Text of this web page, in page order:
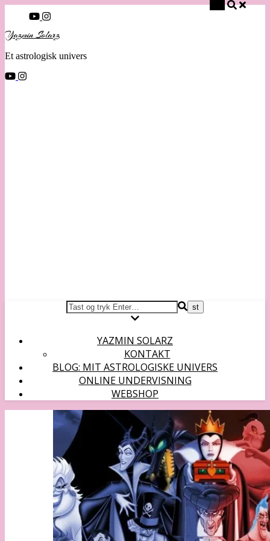
Yazmin Solarz
Et astrologisk univers
YAZMIN SOLARZ
KONTAKT
BLOG: MIT ASTROLOGISKE UNIVERS
ONLINE UNDERVISNING
WEBSHOP